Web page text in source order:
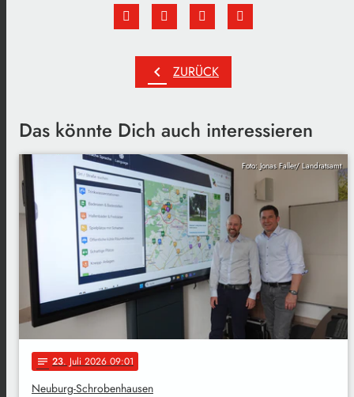
chevron_left ZURÜCK
Das könnte Dich auch interessieren
Foto: Jonas Faller/ Landratsamt
notes 23. Juli 2026 09:01
Neuburg-Schrobenhausen